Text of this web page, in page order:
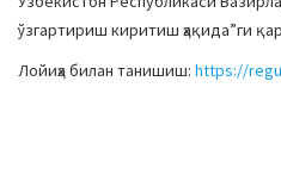
ўзгартириш киритиш ҳақида”ги
Лойиҳа билан танишиш: https://